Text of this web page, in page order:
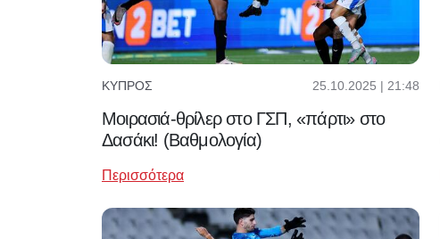
ΚΎΠΡΟΣ 25.10.2025 | 21:48
Μοιρασιά-θρίλερ στο ΓΣΠ, «πάρτι» στο
Δασάκι! (Βαθμολογία)
Περισσότερα